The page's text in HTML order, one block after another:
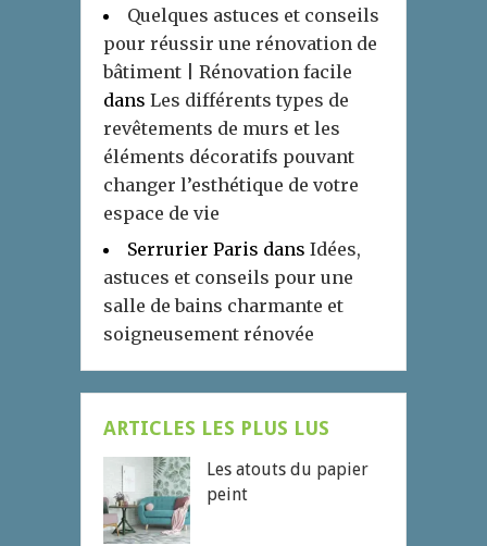
Quelques astuces et conseils
pour réussir une rénovation de
bâtiment | Rénovation facile
dans Les différents types de
revêtements de murs et les
éléments décoratifs pouvant
changer l’esthétique de votre
espace de vie
Serrurier Paris dans Idées,
astuces et conseils pour une
salle de bains charmante et
soigneusement rénovée
ARTICLES LES PLUS LUS
Les atouts du papier
peint